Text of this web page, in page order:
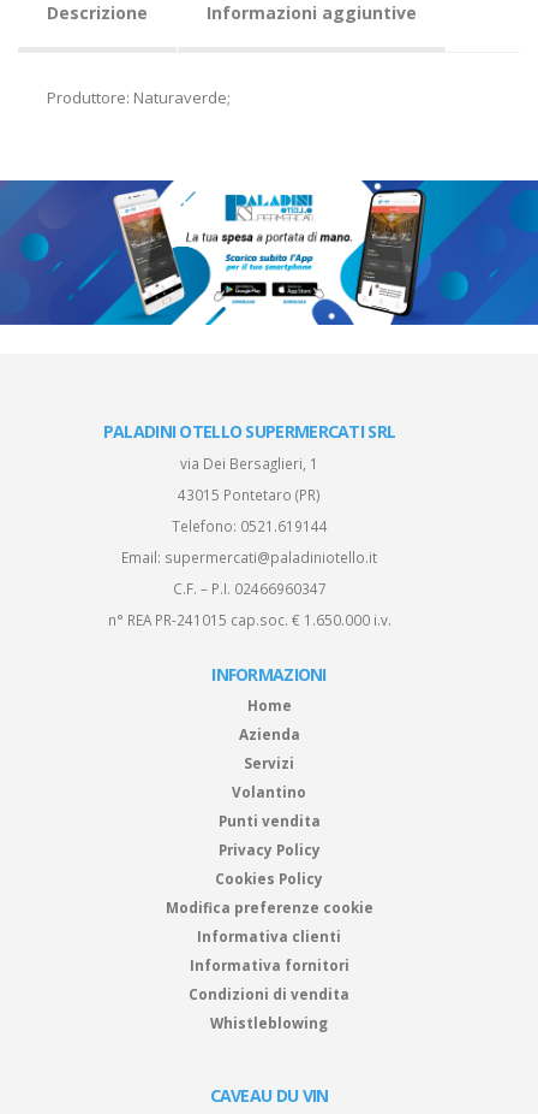
Descrizione Informazioni aggiuntive
Produttore: Naturaverde;
PALADINI OTELLO SUPERMERCATI SRL
via Dei Bersaglieri, 1
43015 Pontetaro (PR)
Telefono: 0521.619144
Email: supermercati@paladiniotello.it
C.F. – P.I. 02466960347
n° REA PR-241015 cap.soc. € 1.650.000 i.v.
INFORMAZIONI
Home
Azienda
Servizi
Volantino
Punti vendita
Privacy Policy
Cookies Policy
Modifica preferenze cookie
Informativa clienti
Informativa fornitori
Condizioni di vendita
Whistleblowing
CAVEAU DU VIN